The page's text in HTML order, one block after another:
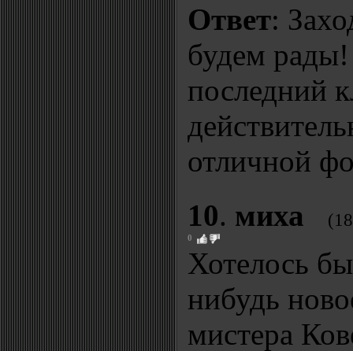
Ответ:
будем
последний
отличной
10. миха
0
Хотелось
нибудь
мистера